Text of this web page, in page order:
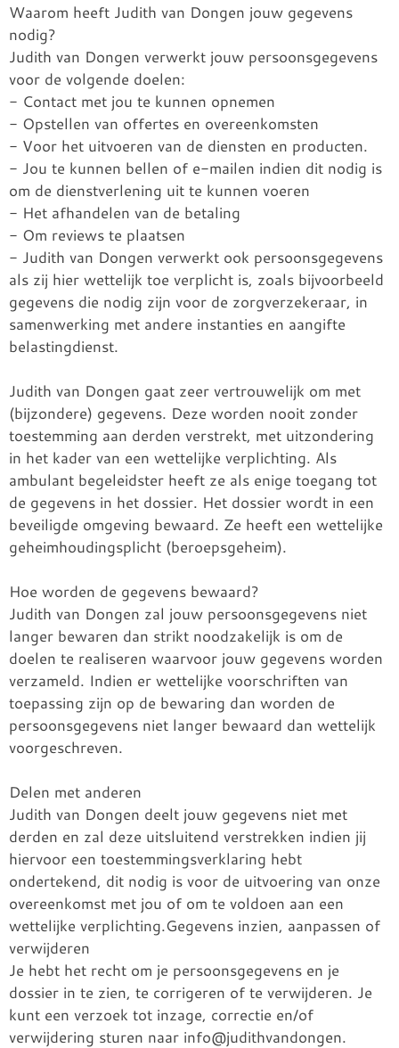
Waarom heeft Judith van Dongen jouw gegevens
nodig?
Judith van Dongen verwerkt jouw persoonsgegevens
voor de volgende doelen:
- Contact met jou te kunnen opnemen
- Opstellen van offertes en overeenkomsten
- Voor het uitvoeren van de diensten en producten.
- Jou te kunnen bellen of e-mailen indien dit nodig is
om de dienstverlening uit te kunnen voeren
- Het afhandelen van de betaling
- Om reviews te plaatsen
- Judith van Dongen verwerkt ook persoonsgegevens
als zij hier wettelijk toe verplicht is, zoals bijvoorbeeld
gegevens die nodig zijn voor de zorgverzekeraar, in
samenwerking met andere instanties en aangifte
belastingdienst.
Judith van Dongen gaat zeer vertrouwelijk om met
(bijzondere) gegevens. Deze worden nooit zonder
toestemming aan derden verstrekt, met uitzondering
in het kader van een wettelijke verplichting. Als
ambulant begeleidster heeft ze als enige toegang tot
de gegevens in het dossier. Het dossier wordt in een
beveiligde omgeving bewaard. Ze heeft een wettelijke
geheimhoudingsplicht (beroepsgeheim).
Hoe worden de gegevens bewaard?
Judith van Dongen zal jouw persoonsgegevens niet
langer bewaren dan strikt noodzakelijk is om de
doelen te realiseren waarvoor jouw gegevens worden
verzameld. Indien er wettelijke voorschriften van
toepassing zijn op de bewaring dan worden de
persoonsgegevens niet langer bewaard dan wettelijk
voorgeschreven.
​Delen met anderen
Judith van Dongen deelt jouw gegevens niet met
derden en zal deze uitsluitend verstrekken indien jij
hiervoor een toestemmingsverklaring hebt
ondertekend, dit nodig is voor de uitvoering van onze
overeenkomst met jou of om te voldoen aan een
wettelijke verplichting.Gegevens inzien, aanpassen of
verwijderen
Je hebt het recht om je persoonsgegevens en je
dossier in te zien, te corrigeren of te verwijderen. Je
kunt een verzoek tot inzage, correctie en/of
verwijdering sturen naar info@judithvandongen.